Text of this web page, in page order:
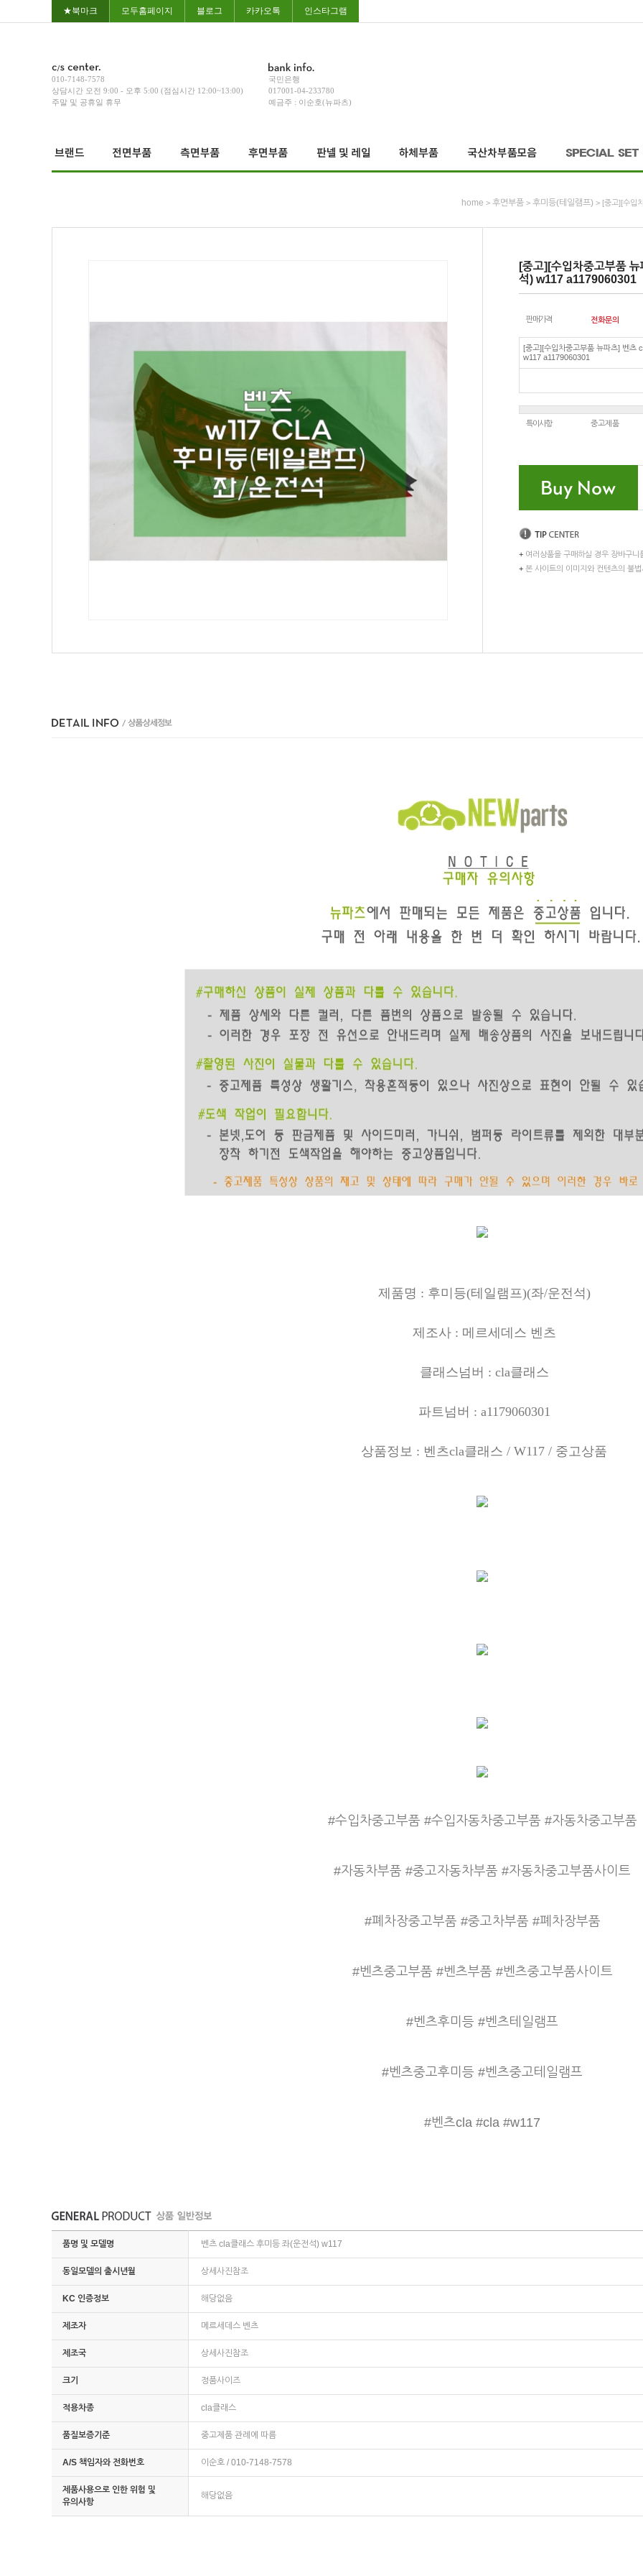
★북마크 모두홈페이지 블로그 카카오톡 인스타그램
010-7148-7578
상담시간 오전 9:00 - 오후 5:00 (점심시간 12:00~13:00)
주말 및 공휴일 휴무
국민은행
017001-04-233780
예금주 : 이순호(뉴파츠)
home > 후면부품 > 후미등(테일램프) > [중고][수입
[중고][수입차중고부품
석) w117 a1179060301
판매가격 전화문의
[중고][수입차중고부품 뉴파츠] 벤츠
w117 a1179060301
특이사항 중고제품
+ 여러상품을 구매하실 경우 장바구니
+ 본 사이트의 이미지와 컨텐츠의 불법
제품명 : 후미등(테일램프)(좌/운전석)
제조사 : 메르세데스 벤츠
클래스넘버 : cla클래스
파트넘버 : a1179060301
상품정보 : 벤츠cla클래스 / W117 / 중고상품
#수입차중고부품 #수입자동차중고부품 #자동차중고부품
#자동차부품 #중고자동차부품 #자동차중고부품사이트
#폐차장중고부품 #중고차부품 #폐차장부품
#벤츠중고부품 #벤츠부품 #벤츠중고부품사이트
#벤츠후미등 #벤츠테일램프
#벤츠중고후미등 #벤츠중고테일램프
#벤츠cla #cla #w117
품명 및 모델명 벤츠 cla클래스 후미등 좌(운전석) w117
동일모델의 출시년월 상세사진참조
KC 인증정보 해당없음
제조자 메르세데스 벤츠
제조국 상세사진참조
크기 정품사이즈
적용차종 cla클래스
품질보증기준 중고제품 관례에 따름
A/S 책임자와 전화번호 이순호 / 010-7148-7578
제품사용으로 인한 위험 및
유의사항
해당없음